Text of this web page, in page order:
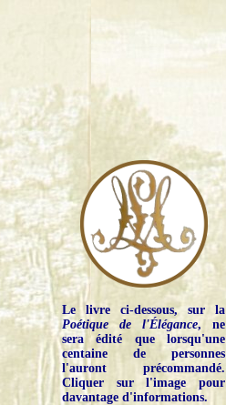
Le livre ci-dessous, sur la
Poétique de l'Élégance, ne
sera édité que lorsqu'une
centaine de personnes
l'auront précommandé.
Cliquer sur l'image pour
davantage d'informations.